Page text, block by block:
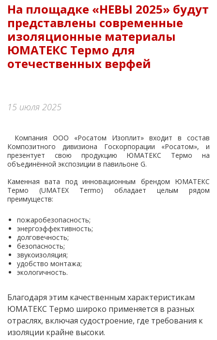
Программа
Услуги
Медиацентр
Контакты
На площадке «НЕВЫ 2025» будут
представлены современные
изоляционные материалы
ЮМАТЕКС Термо для
отечественных верфей
15 июля 2025
Компания ООО «Росатом Изоплит» входит в состав
Композитного дивизиона Госкорпорации «Росатом», и
презентует свою продукцию ЮМАТЕКС Термо на
объединённой экспозиции в павильоне G.
Каменная вата под инновационным брендом ЮМАТЕКС
Термо (UMATEX Termo) обладает целым рядом
преимуществ:
пожаробезопасность;
энергоэффективность;
долговечность;
безопасность;
звукоизоляция;
удобство монтажа;
экологичность.
Благодаря этим качественным характеристикам
ЮМАТЕКС Термо широко применяется в разных
отраслях, включая судостроение, где требования к
изоляции крайне высоки.